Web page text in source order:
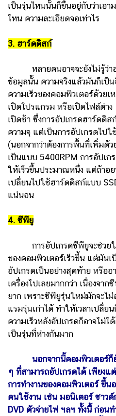
แม่
และ
สัตว์
Infographic
บริการ
แอปฯ
กระปุก
ออนไลน์
เรียน
เลข
ติดต่อ
ปัญหา
ร่วม
งาน
กับ
เรา
เป็นรุ่นไหนนั้นก็ขึ้นอยู่กับว่าเอา
ไหน ความละเอียดจอเท่าไร
3. ฮาร์ดดิสก์
หลายคนอาจจะยังไม่รู้ว่าฮ
ข้อมูลนั้น ความจริงแล้วมันก็เป็
ความเร็วของคอมพิวเตอร์ด้วยเ
เปิดโปรแกรม หรือเปิดไฟล์ต่า
เปิดช้า ซึ่งการอัปเกรดฮาร์ดดิ
ความจุ แต่เป็นการอัปเกรดไป
(นอกจากว่าต้องการพื้นที่เพิ่มด้
เป็นแบบ 5400RPM การอัปเก
ให้เร็วขึ้นประมาณหนึ่ง แต่ถ้าอ
เปลี่ยนไปใช้ฮาร์ดดิสก์แบบ
แน่นอน
4. ซีพียู
การอัปเกรดซีพียูจะช่วยให้
ของคอมพิวเตอร์เร็วขึ้น แต่มัน
อัปเกรดเป็นอย่างสุดท้าย หรือ
เครื่องไปเลยมากกว่า เนื่องจา
ยาก เพราะซีพียูรุ่นใหม่มักจะไ
แรมรุ่นเก่าได้ ทำให้เวลาเปลี่ย
ความเร็วหลังอัปเกรดก็อาจไม่ไ
เป็นรุ่นที่ห่างกันมาก
นอกจากนี้คอมพิวเตอร์
ๆ ที่สามารถอัปเกรดได้ เพียงแ
การทำงานของคอมพิวเตอร์ ขึ้น
คนใช้งาน เช่น มอนิเตอร์ ซาว
DVD ตัวจ่ายไฟ ฯลฯ ทั้งนี้ ก่อน